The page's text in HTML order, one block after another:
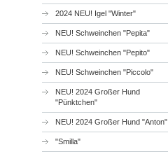
2024 NEU! Igel "Winter"
NEU! Schweinchen "Pepita"
NEU! Schweinchen "Pepito"
NEU! Schweinchen "Piccolo"
NEU! 2024 Großer Hund
"Pünktchen"
NEU! 2024 Großer Hund "Anton"
"Smilla"